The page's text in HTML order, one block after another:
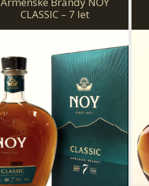
CLASSIC – 7 let